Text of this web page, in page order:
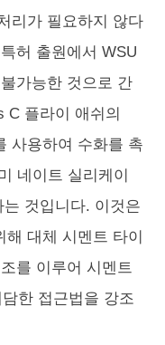
리가 필요하지 않다
허 출원에서 WSU
가능한 것으로 간
C 플라이 애쉬의
사용하여 수화를 촉
네이트 실리케이
것입니다. 이것은
대체 시멘트 타이
를 이루어 시멘트
한 접근법을 강조